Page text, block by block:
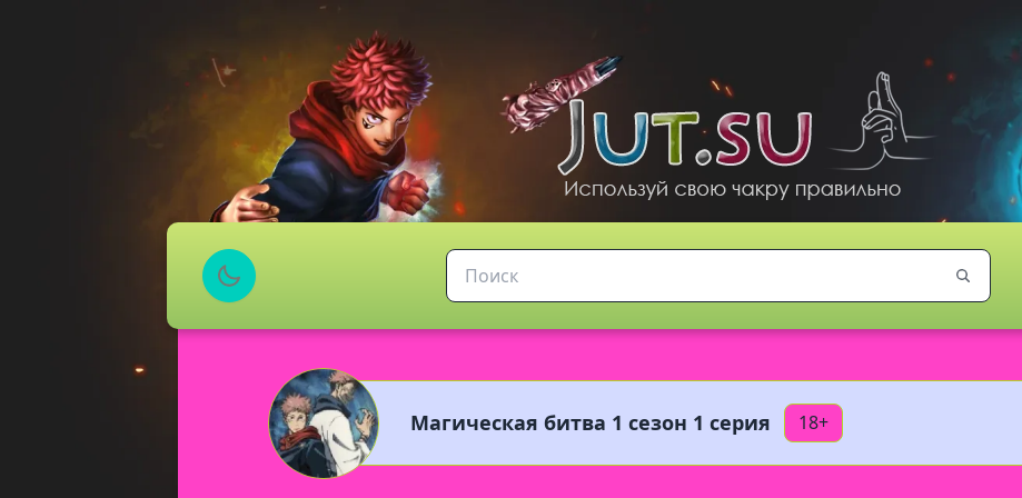
Магическая битва 1 сезон 1 серия 18+